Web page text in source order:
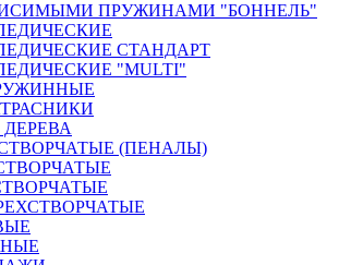
ПРУЖИНАМИ "БОННЕЛЬ"
СТАНДАРТ
"MULTI"
(ПЕНАЛЫ)